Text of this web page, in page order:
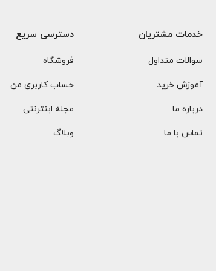
خدمات مشتریان
سوالات متداول
آموزش خرید
درباره ما
تماس با ما
دسترسی سریع
فروشگاه
حساب کاربری من
مجله اینترنتی
وبلاگ